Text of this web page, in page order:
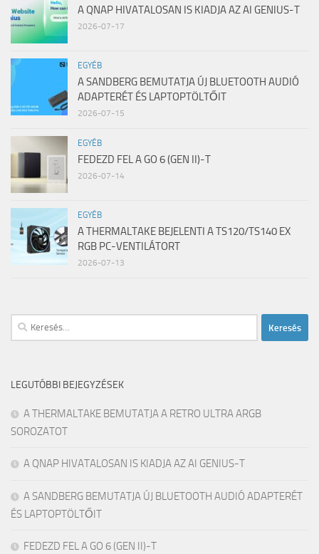
A QNAP HIVATALOSAN IS KIADJA AZ AI GENIUS-T
2026-07-17
EGYÉB
A SANDBERG BEMUTATJA ÚJ BLUETOOTH AUDIÓ
ADAPTERÉT ÉS LAPTOPTÖLTŐIT
2026-07-15
EGYÉB
FEDEZD FEL A GO 6 (GEN II)-T
2026-07-14
EGYÉB
A THERMALTAKE BEJELENTI A TS120/TS140 EX
RGB PC-VENTILÁTORT
2026-07-13
Keresés:
LEGUTÓBBI BEJEGYZÉSEK
A THERMALTAKE BEMUTATJA A RETRO ULTRA ARGB
SOROZATOT
A QNAP HIVATALOSAN IS KIADJA AZ AI GENIUS-T
A SANDBERG BEMUTATJA ÚJ BLUETOOTH AUDIÓ ADAPTERÉT
ÉS LAPTOPTÖLTŐIT
FEDEZD FEL A GO 6 (GEN II)-T